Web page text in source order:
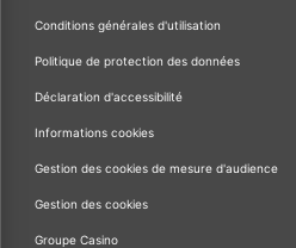
Conditions générales d'utilisation
Politique de protection des données
Déclaration d'accessibilité
Informations cookies
Gestion des cookies de mesure d'audience
Gestion des cookies
Groupe Casino